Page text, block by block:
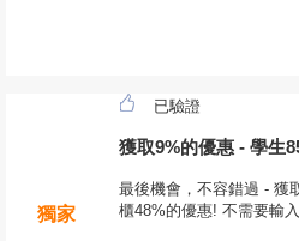
獨家
已驗證
獲取9%的優惠 - 學生
最後機會，不容錯過 - 獲
櫃48%的優惠! 不需要輸